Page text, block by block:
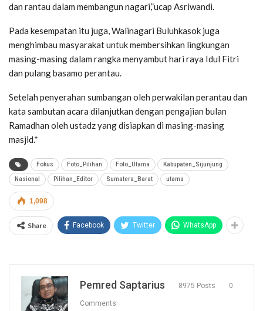
dan rantau dalam membangun nagari,”ucap Asriwandi.
Pada kesempatan itu juga, Walinagari Buluhkasok juga
menghimbau masyarakat untuk membersihkan lingkungan
masing-masing dalam rangka menyambut hari raya Idul Fitri
dan pulang basamo perantau.
Setelah penyerahan sumbangan oleh perwakilan perantau dan
kata sambutan acara dilanjutkan dengan pengajian bulan
Ramadhan oleh ustadz yang disiapkan di masing-masing
masjid.*
Fokus Foto_Pilihan Foto_Utama Kabupaten_Sijunjung
Nasional Pilihan_Editor Sumatera_Barat utama
1,098
Share Facebook Twitter WhatsApp
Pemred Saptarius 8975 Posts 0
Comments